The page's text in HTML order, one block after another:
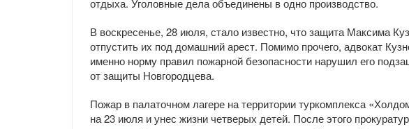
отдыха. Уголовные дела объединены в одно производство.
В воскресенье, 28 июля, стало известно, что защита Максима
отпустить их под домашний арест. Помимо прочего, адвокат
именно норму правил пожарной безопасности нарушил его
от защиты Новгородцева.
Пожар в палаточном лагере на территории туркомплекса
на 23 июля и унес жизни четверых детей. После этого